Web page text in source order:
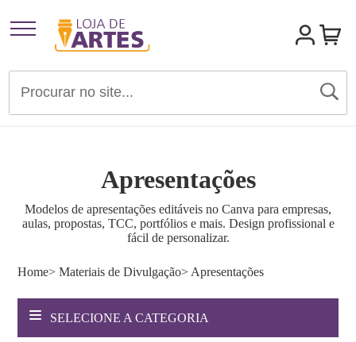
Artigos para Festas
Identidades Visuais
Templates Editáveis Canva
Apresentações
Modelos de apresentações editáveis no Canva para empresas,
aulas, propostas, TCC, portfólios e mais. Design profissional e
fácil de personalizar.
Home> Materiais de Divulgação> Apresentações
SELECIONE A CATEGORIA